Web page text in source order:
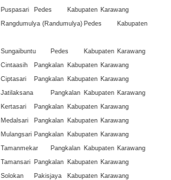
Puspasari Pedes Kabupaten Karawang
Rangdumulya (Randumulya) Pedes
Kabupaten
Sungaibuntu Pedes Kabupaten Karawang
Cintaasih Pangkalan Kabupaten Karawang
Ciptasari Pangkalan Kabupaten Karawang
Jatilaksana Pangkalan Kabupaten Karawang
Kertasari Pangkalan Kabupaten Karawang
Medalsari Pangkalan Kabupaten Karawang
Mulangsari Pangkalan Kabupaten Karawang
Tamanmekar Pangkalan Kabupaten Karawang
Tamansari Pangkalan Kabupaten Karawang
Solokan Pakisjaya Kabupaten Karawang